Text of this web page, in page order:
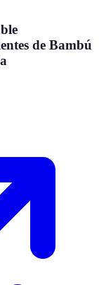
de Bambú